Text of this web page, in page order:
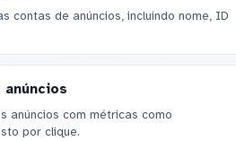
contas de anúncios, incluindo nome, ID
anúncios
anúncios com métricas como
por clique.